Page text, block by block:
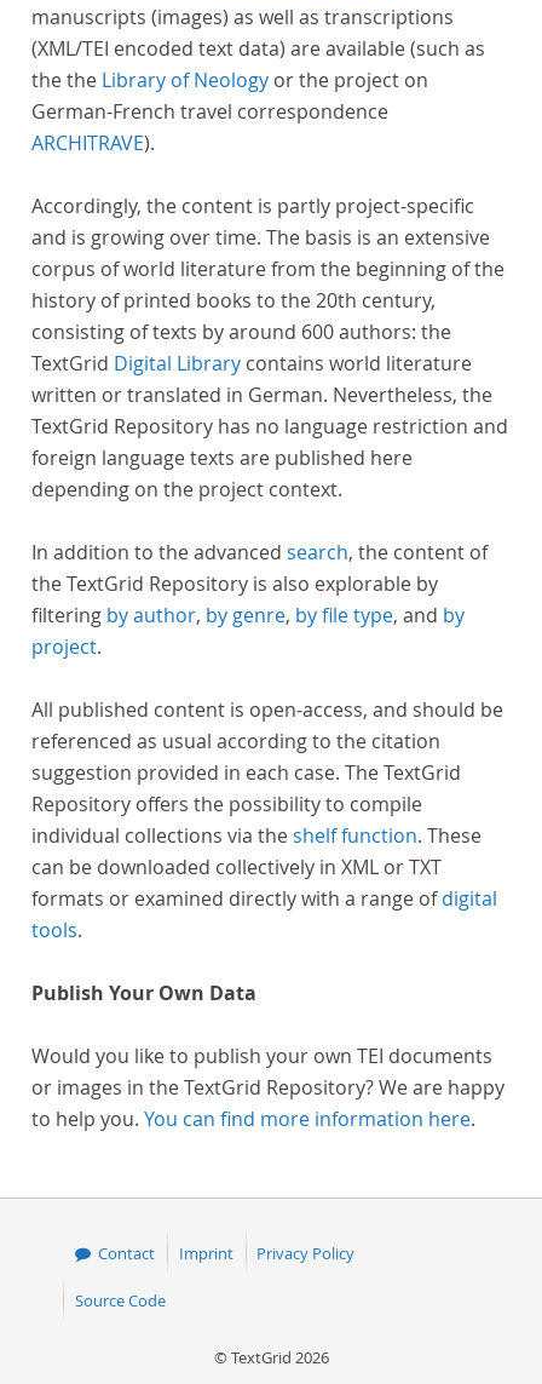
manuscripts (images) as well as transcriptions
(XML/TEI encoded text data) are available (such as
the the Library of Neology or the project on
German-French travel correspondence
ARCHITRAVE).
Accordingly, the content is partly project-specific
and is growing over time. The basis is an extensive
corpus of world literature from the beginning of the
history of printed books to the 20th century,
consisting of texts by around 600 authors: the
TextGrid Digital Library contains world literature
written or translated in German. Nevertheless, the
TextGrid Repository has no language restriction and
foreign language texts are published here
depending on the project context.
In addition to the advanced search, the content of
the TextGrid Repository is also explorable by
filtering by author, by genre, by file type, and by
project.
All published content is open-access, and should be
referenced as usual according to the citation
suggestion provided in each case. The TextGrid
Repository offers the possibility to compile
individual collections via theshelf function. These
can be downloaded collectively in XML or TXT
formats or examined directly with a range ofdigital
tools.
Publish Your Own Data
Would you like to publish your own TEI documents
or images in the TextGrid Repository? We are happy
to help you. You can find more information here.
Contact Imprint Privacy Policy
Source Code
© TextGrid 2026